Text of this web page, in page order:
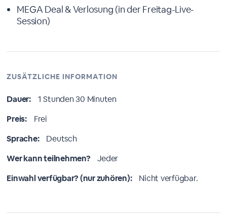
MEGA Deal & Verlosung (in der Freitag-Live-
Session)
ZUSÄTZLICHE INFORMATION
Dauer:
1 Stunden 30 Minuten
Preis:
Frei
Sprache:
Deutsch
Wer kann teilnehmen?
Jeder
Einwahl verfügbar? (nur zuhören):
Nicht verfügbar.